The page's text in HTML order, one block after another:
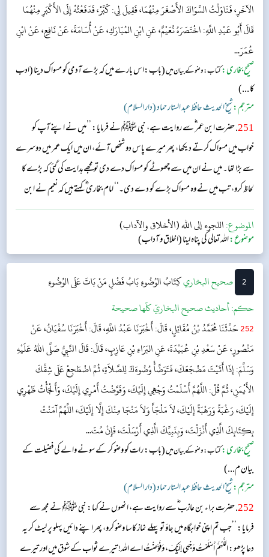
الآخَرِ، فَنَاوَلْتُ السِّوَاكَ الأَصْغَرَ مِنْهُمَا، فَقِيلَ لِي: كَبِّرْ، فَدَفَعْتُهُ إِلَى الأَكْبَرِ مِنْهُمَا
قَالَ أَبُو عَبْدِ اللَّهِ: اخْتَصَرَهُ نُعَيْمٌ، عَنِ ابْنِ المُبَارَكِ، عَنْ أُسَامَةَ، عَنْ نَافِعٍ، عَنْ ابْنِ
عُمَرَ...
صحیح بخاری:کتاب: وضو کے بیان میں(باب:اس بارے میں کہ بڑے آدمی کو مسواک دینا (ادب
کا ...)
مترجم:شیخ الحدیث حافظ عبد الستار حماد (دار السلام)
251. حضرت ابن عمر ؓ سے روایت ہے، نبی ﷺ نے فرمایا: ’’میں نے اپنے آپ کو
خواب میں مسواک کرتے دیکھا، پھر میرے پاس دو شخص آئے، ان میں ایک عمر میں دوسرے
سے بڑا تھا۔ میں نے ان میں سے چھوٹے کو مسواک دے دی تو مجھے ہدایت کی گئی کہ بڑے کا
لحاظ کرو، تب میں نے وہ مسواک بڑے کو دے دی۔‘‘ امام بخاری ؓ کہتے ہیں کہ نعیم نے ابن
عمر ؓ سے بروایت ابن مبارک عن اسامہ عن نافع اس حدیث کو مختصر بیان کیا ہے۔...
الموضوع:اللجوء إلى الله (الأخلاق والآداب)
موضوع:اللہ تعالی کی پناہ لینا (اخلاق و آداب)
2 ‌‌صحيح البخاريكِتَابُ الوُضُوءِبَابُ فَضْلِ مَنْ بَاتَ عَلَى الوُضُوءِ
حکم:أحاديث صحيح البخاريّ كلّها صحيحة
252حَدَّثَنَا مُحَمَّدُ بْنُ مُقَاتِلٍ، قَالَ: أَخْبَرَنَا عَبْدُ اللَّهِ، قَالَ: أَخْبَرَنَا سُفْيَانُ، عَنْ
مَنْصُورٍ، عَنْ سَعْدِ بْنِ عُبَيْدَةَ، عَنِ البَرَاءِ بْنِ عَازِبٍ، قَالَ: قَالَ النَّبِيُّ صَلَّى اللهُ عَلَيْهِ
وَسَلَّمَ: إِذَا أَتَيْتَ مَضْجَعَكَ، فَتَوَضَّأْ وُضُوءَكَ لِلصَّلاَةِ، ثُمَّ اضْطَجِعْ عَلَى شِقِّكَ
الأَيْمَنِ، ثُمَّ قُلْ: اللَّهُمَّ أَسْلَمْتُ وَجْهِي إِلَيْكَ، وَفَوَّضْتُ أَمْرِي إِلَيْكَ، وَأَلْجَأْتُ ظَهْرِي
إِلَيْكَ، رَغْبَةً وَرَهْبَةً إِلَيْكَ، لاَ مَلْجَأَ وَلاَ مَنْجَا مِنْكَ إِلَّا إِلَيْكَ، اللَّهُمَّ آمَنْتُ
بِكِتَابِكَ الَّذِي أَنْزَلْتَ، وَبِنَبِيِّكَ الَّذِي أَرْسَلْتَ، فَإِنْ مُتّ...
صحیح بخاری:کتاب: وضو کے بیان میں(باب: رات کو وضو کر کے سونے والے کی فضیلت کے
بیان م...)
مترجم:شیخ الحدیث حافظ عبد الستار حماد (دار السلام)
252. حضرت براء بن عازب ؓ سے روایت ہے، انھوں نے کہا: نبی ﷺ نے مجھ سے
فرمایا: ’’جب تم اپنی خوابگاہ میں جاؤ تو پہلے نماز کا سا وضو کرو، پھر اپنے دائیں پہلو پر لیٹ کر یہ
دعا پڑھو: اللَّهُمَّ أَسْلَمْتُ وَجْهِي إِلَيْكَ، وَفَوَّضْتُ اے اللہ! تیرے ثواب کے شوق میں اور تیرے